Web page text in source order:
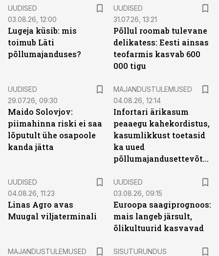
UUDISED
03.08.26, 12:00
Lugeja küsib: mis
toimub Läti
põllumajanduses?
UUDISED
31.07.26, 13:21
Põllul roomab tulevane
delikatess: Eesti ainsas
teofarmis kasvab 600
000 tigu
UUDISED
29.07.26, 09:30
Maido Solovjov:
piimahinna riski ei saa
lõputult ühe osapoole
kanda jätta
MAJANDUSTULEMUSED
04.08.26, 12:14
Infortari ärikasum
peaaegu kahekordistus,
kasumlikkust toetasid
ka uued
põllumajandusettevõtted
UUDISED
04.08.26, 11:23
Linas Agro avas
Muugal viljaterminali
UUDISED
03.08.26, 09:15
Euroopa saagiprognoos:
mais langeb järsult,
õlikultuurid kasvavad
MAJANDUSTULEMUSED
SISUTURUNDUS